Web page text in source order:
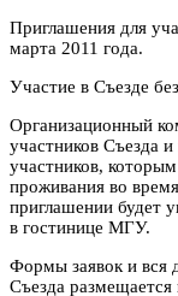
Приглашения для
марта 2011 года.
Участие в Съезде
Организационный
участников Съезда
участников,
проживания во
приглашении будет
в гостинице МГУ.
Формы заявок и вся
Съезда